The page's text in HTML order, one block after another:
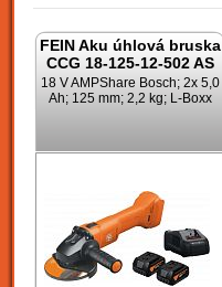
FEIN Aku úhlová bruska
CCG 18-125-12-502 AS
18 V AMPShare Bosch; 2x 5,0
Ah; 125 mm; 2,2 kg; L-Boxx